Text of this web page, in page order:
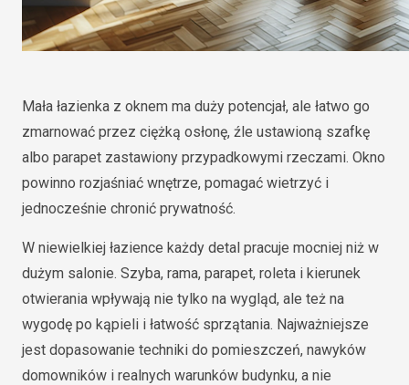
Mała łazienka z oknem ma duży potencjał, ale łatwo go
zmarnować przez ciężką osłonę, źle ustawioną szafkę
albo parapet zastawiony przypadkowymi rzeczami. Okno
powinno rozjaśniać wnętrze, pomagać wietrzyć i
jednocześnie chronić prywatność.
W niewielkiej łazience każdy detal pracuje mocniej niż w
dużym salonie. Szyba, rama, parapet, roleta i kierunek
otwierania wpływają nie tylko na wygląd, ale też na
wygodę po kąpieli i łatwość sprzątania. Najważniejsze
jest dopasowanie techniki do pomieszczeń, nawyków
domowników i realnych warunków budynku, a nie